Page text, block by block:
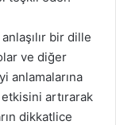
bir dille
ve diğer
anlamalarına
artırarak
dikkatlice